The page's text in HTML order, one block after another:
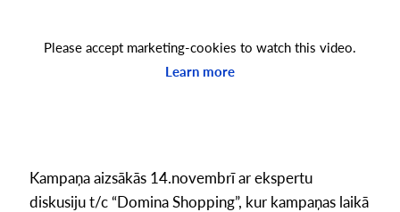
Please accept marketing-cookies to watch this video.
Learn more
Kampaņa aizsākās 14.novembrī ar ekspertu
diskusiju t/c “Domina Shopping”, kur kampaņas laikā